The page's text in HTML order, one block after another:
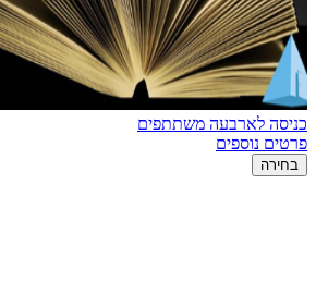
כניסה לארבעה משתתפים
פרטים נוספים
בחירה